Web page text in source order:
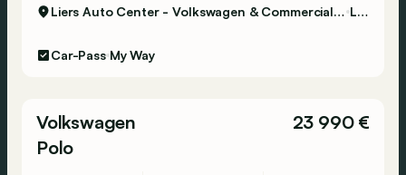
Liers Auto Center - Volkswagen & Commercial Vehicles Lier
Car-Pass My Way
Volkswagen
Polo
23 990 €